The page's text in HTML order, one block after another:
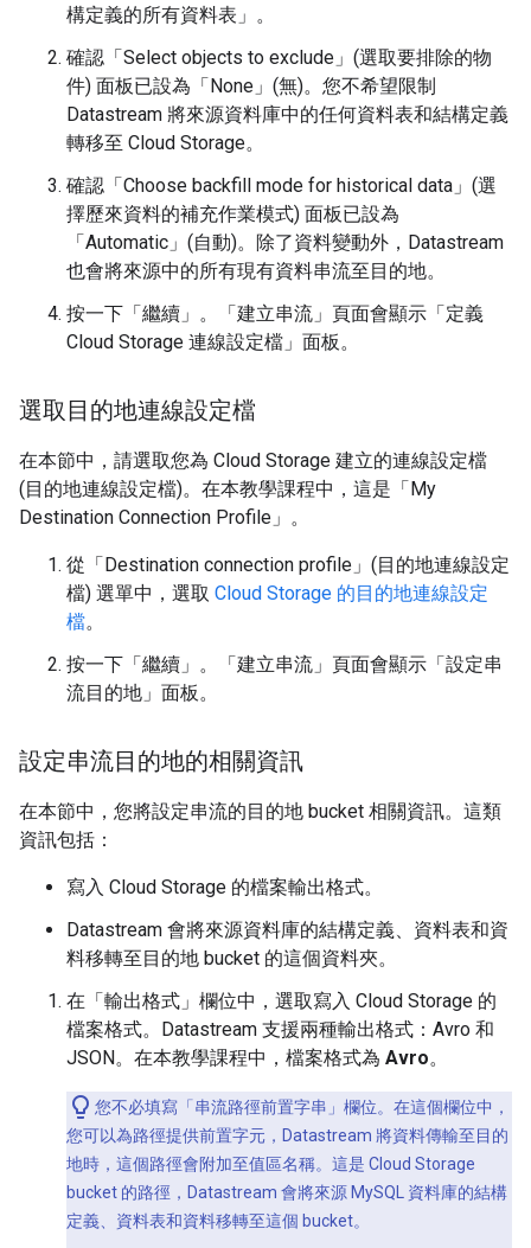
構定義的所有資料表」 。
確認「Select objects to exclude」(選取要排除的物
件) 面板已設為「None」(無)。您不希望限制
Datastream 將來源資料庫中的任何資料表和結構定義
轉移至 Cloud Storage。
確認「Choose backfill mode for historical data」(選
擇歷來資料的補充作業模式) 面板已設為
「Automatic」(自動)。除了資料變動外，Datastream
也會將來源中的所有現有資料串流至目的地。
按一下「繼續」 。「建立串流」頁面會顯示「定義
Cloud Storage 連線設定檔」 面板。
選取目的地連線設定檔
在本節中，請選取您為 Cloud Storage 建立的連線設定檔
(目的地連線設定檔)。在本教學課程中，這是「My
Destination Connection Profile」 。
從「Destination connection profile」(目的地連線設定
檔) 選單中，選取 Cloud Storage 的目的地連線設定
檔。
按一下「繼續」 。「建立串流」 頁面會顯示「設定串
流目的地」 面板。
設定串流目的地的相關資訊
在本節中，您將設定串流的目的地 bucket 相關資訊。這類
資訊包括：
寫入 Cloud Storage 的檔案輸出格式。
Datastream 會將來源資料庫的結構定義、資料表和資
料移轉至目的地 bucket 的這個資料夾。
在「輸出格式」 欄位中，選取寫入 Cloud Storage 的
檔案格式。Datastream 支援兩種輸出格式：Avro 和
JSON。在本教學課程中，檔案格式為 Avro。
您不必填寫「串流路徑前置字串」 欄位。在這個欄位中，
您可以為路徑提供前置字元，Datastream 將資料傳輸至目的
地時，這個路徑會附加至值區名稱。這是 Cloud Storage
bucket 的路徑，Datastream 會將來源 MySQL 資料庫的結構
定義、資料表和資料移轉至這個 bucket。